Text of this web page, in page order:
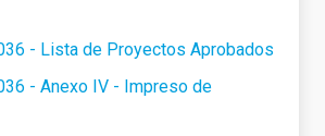
- Lista de Proyectos Aprobados
- Anexo IV - Impreso de